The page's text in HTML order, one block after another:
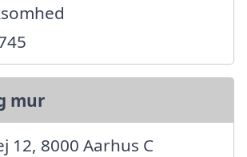
mur
12, 8000 Aarhus C